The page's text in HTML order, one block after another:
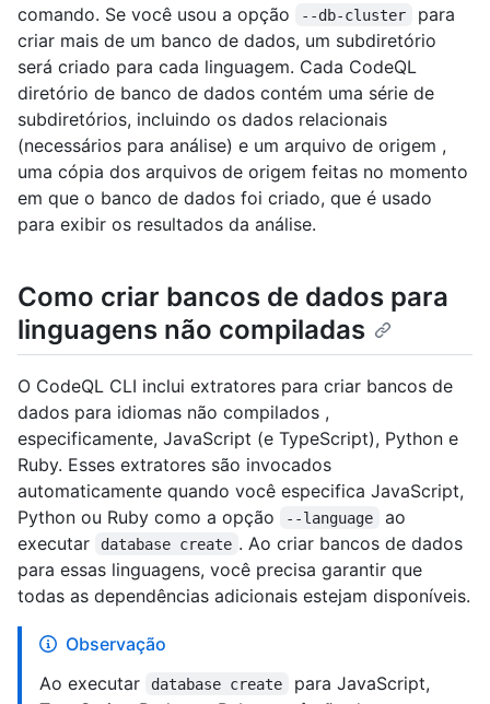
comando. Se você usou a opção
--db-cluster
para
criar mais de um banco de dados, um subdiretório
será criado para cada linguagem. Cada CodeQL
diretório de banco de dados contém uma série de
subdiretórios, incluindo os dados relacionais
(necessários para análise) e um arquivo de origem ,
uma cópia dos arquivos de origem feitas no momento
em que o banco de dados foi criado, que é usado
para exibir os resultados da análise.
Como criar bancos de dados para
linguagens não compiladas
O CodeQL CLI inclui extratores para criar bancos de
dados para idiomas não compilados ,
especificamente, JavaScript (e TypeScript), Python e
Ruby. Esses extratores são invocados
automaticamente quando você especifica JavaScript,
Python ou Ruby como a opção
--language
ao
executar
database create . Ao criar bancos de dados
para essas linguagens, você precisa garantir que
todas as dependências adicionais estejam disponíveis.
Observação
Ao executar
database create
para JavaScript,